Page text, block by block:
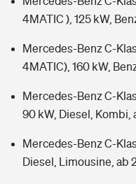
4MATIC ), 125 kW,
Mercedes-Benz C-
4MATIC), 160 kW,
Mercedes-Benz C-
90 kW, Diesel, Kombi,
Mercedes-Benz C-
Diesel, Limousine, ab